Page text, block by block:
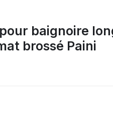
baignoire
brossé Paini